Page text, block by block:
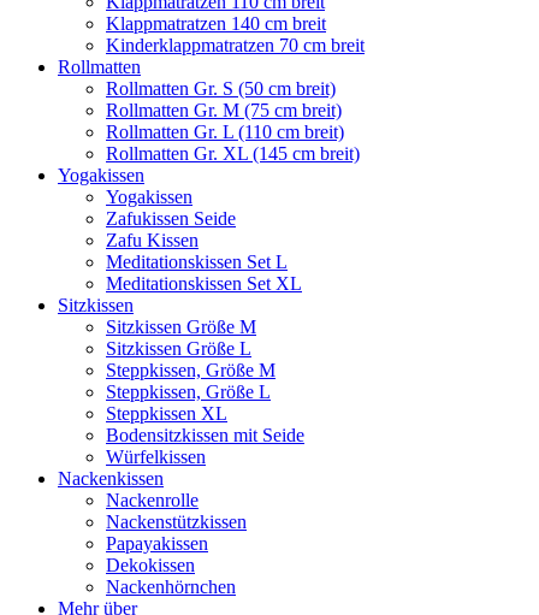
Klappmatratzen 140 cm breit
Kinderklappmatratzen 70 cm breit
Rollmatten
Rollmatten Gr. S (50 cm breit)
Rollmatten Gr. M (75 cm breit)
Rollmatten Gr. L (110 cm breit)
Rollmatten Gr. XL (145 cm breit)
Yogakissen
Yogakissen
Zafukissen Seide
Zafu Kissen
Meditationskissen Set L
Meditationskissen Set XL
Sitzkissen
Sitzkissen Größe M
Sitzkissen Größe L
Steppkissen, Größe M
Steppkissen, Größe L
Steppkissen XL
Bodensitzkissen mit Seide
Würfelkissen
Nackenkissen
Nackenrolle
Nackenstützkissen
Papayakissen
Dekokissen
Nackenhörnchen
Mehr über